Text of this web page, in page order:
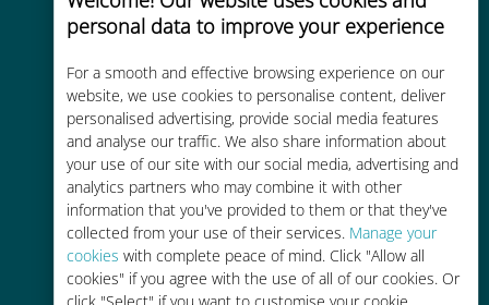
personal data to improve your experience
For a smooth and effective browsing experience on our
website, we use cookies to personalise content, deliver
personalised advertising, provide social media features
and analyse our traffic. We also share information about
your use of our site with our social media, advertising and
analytics partners who may combine it with other
information that you've provided to them or that they've
collected from your use of their services. Manage your
cookies with complete peace of mind. Click "Allow all
cookies" if you agree with the use of all of our cookies. Or
click "Select" if you want to customise your cookie
Kosteneffectief
Tot 90% goedkoper dan
roamingkosten bij je huidige
provider